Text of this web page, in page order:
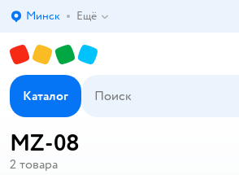
Выбор адреса доставки.
Минск Ещё
Каталог
MZ-08
2 товара